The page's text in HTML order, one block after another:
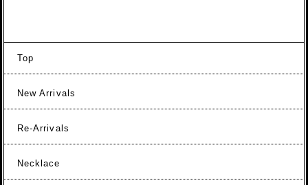
Top
New Arrivals
Re-Arrivals
Necklace